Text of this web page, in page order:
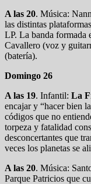
A las 20. Música:
las distintas
LP. La banda formada
Cavallero (voz y
(batería).
Domingo 26
A las 19. Infantil: La
encajar y “hacer bien
códigos que no
torpeza y fatalidad
desconcertantes que
veces los planetas se
A las 20. Música:
Parque Patricios que